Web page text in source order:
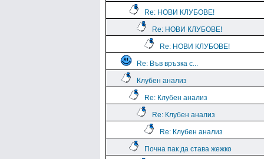
Re: НОВИ КЛУБОВЕ!
Re: НОВИ КЛУБОВЕ!
Re: НОВИ КЛУБОВЕ!
Re: Във връзка с...
Клубен анализ
Re: Клубен анализ
Re: Клубен анализ
Re: Клубен анализ
Почна пак да става жежко